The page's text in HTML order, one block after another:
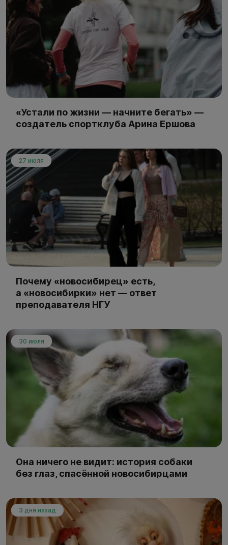
«Устали по жизни — начните бегать» —
создатель спортклуба Арина Ершова
27 июля
Почему «новосибирец» есть,
а «новосибирки» нет — ответ
преподавателя НГУ
30 июля
Она ничего не видит: история собаки
без глаз, спасённой новосибирцами
3 дня назад